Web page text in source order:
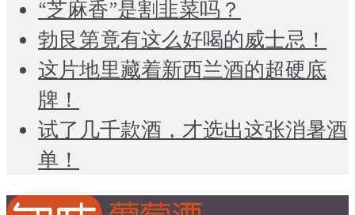
“芝麻香”是割韭菜吗？
勃艮第竟有这么好喝的威士忌！
这片地里藏着新西兰酒的超硬底
牌！
试了几千款酒，才选出这张消暑酒
单！